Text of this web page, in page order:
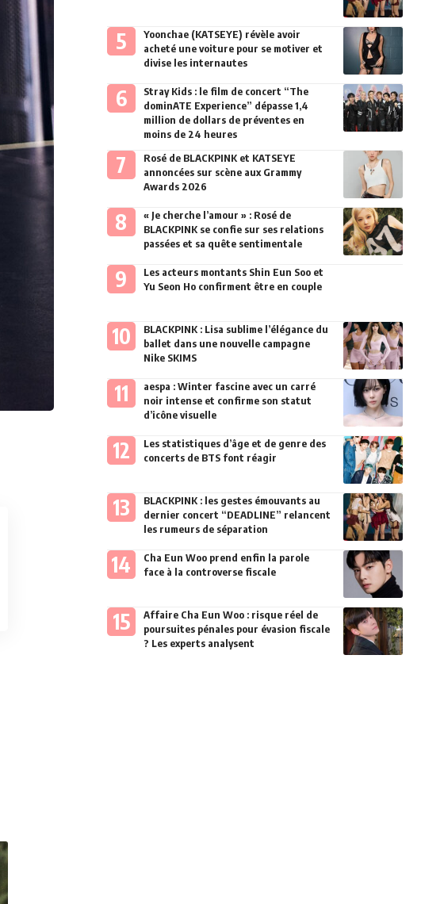
Yoonchae (KATSEYE) révèle avoir
acheté une voiture pour se motiver et
divise les internautes
Stray Kids : le film de concert “The
dominATE Experience” dépasse 1,4
million de dollars de préventes en
moins de 24 heures
Rosé de BLACKPINK et KATSEYE
annoncées sur scène aux Grammy
Awards 2026
« Je cherche l’amour » : Rosé de
BLACKPINK se confie sur ses relations
passées et sa quête sentimentale
Les acteurs montants Shin Eun Soo et
Yu Seon Ho confirment être en couple
BLACKPINK : Lisa sublime l’élégance du
ballet dans une nouvelle campagne
Nike SKIMS
aespa : Winter fascine avec un carré
noir intense et confirme son statut
d’icône visuelle
Les statistiques d’âge et de genre des
concerts de BTS font réagir
BLACKPINK : les gestes émouvants au
dernier concert “DEADLINE” relancent
les rumeurs de séparation
Cha Eun Woo prend enfin la parole
face à la controverse fiscale
Affaire Cha Eun Woo : risque réel de
poursuites pénales pour évasion fiscale
? Les experts analysent